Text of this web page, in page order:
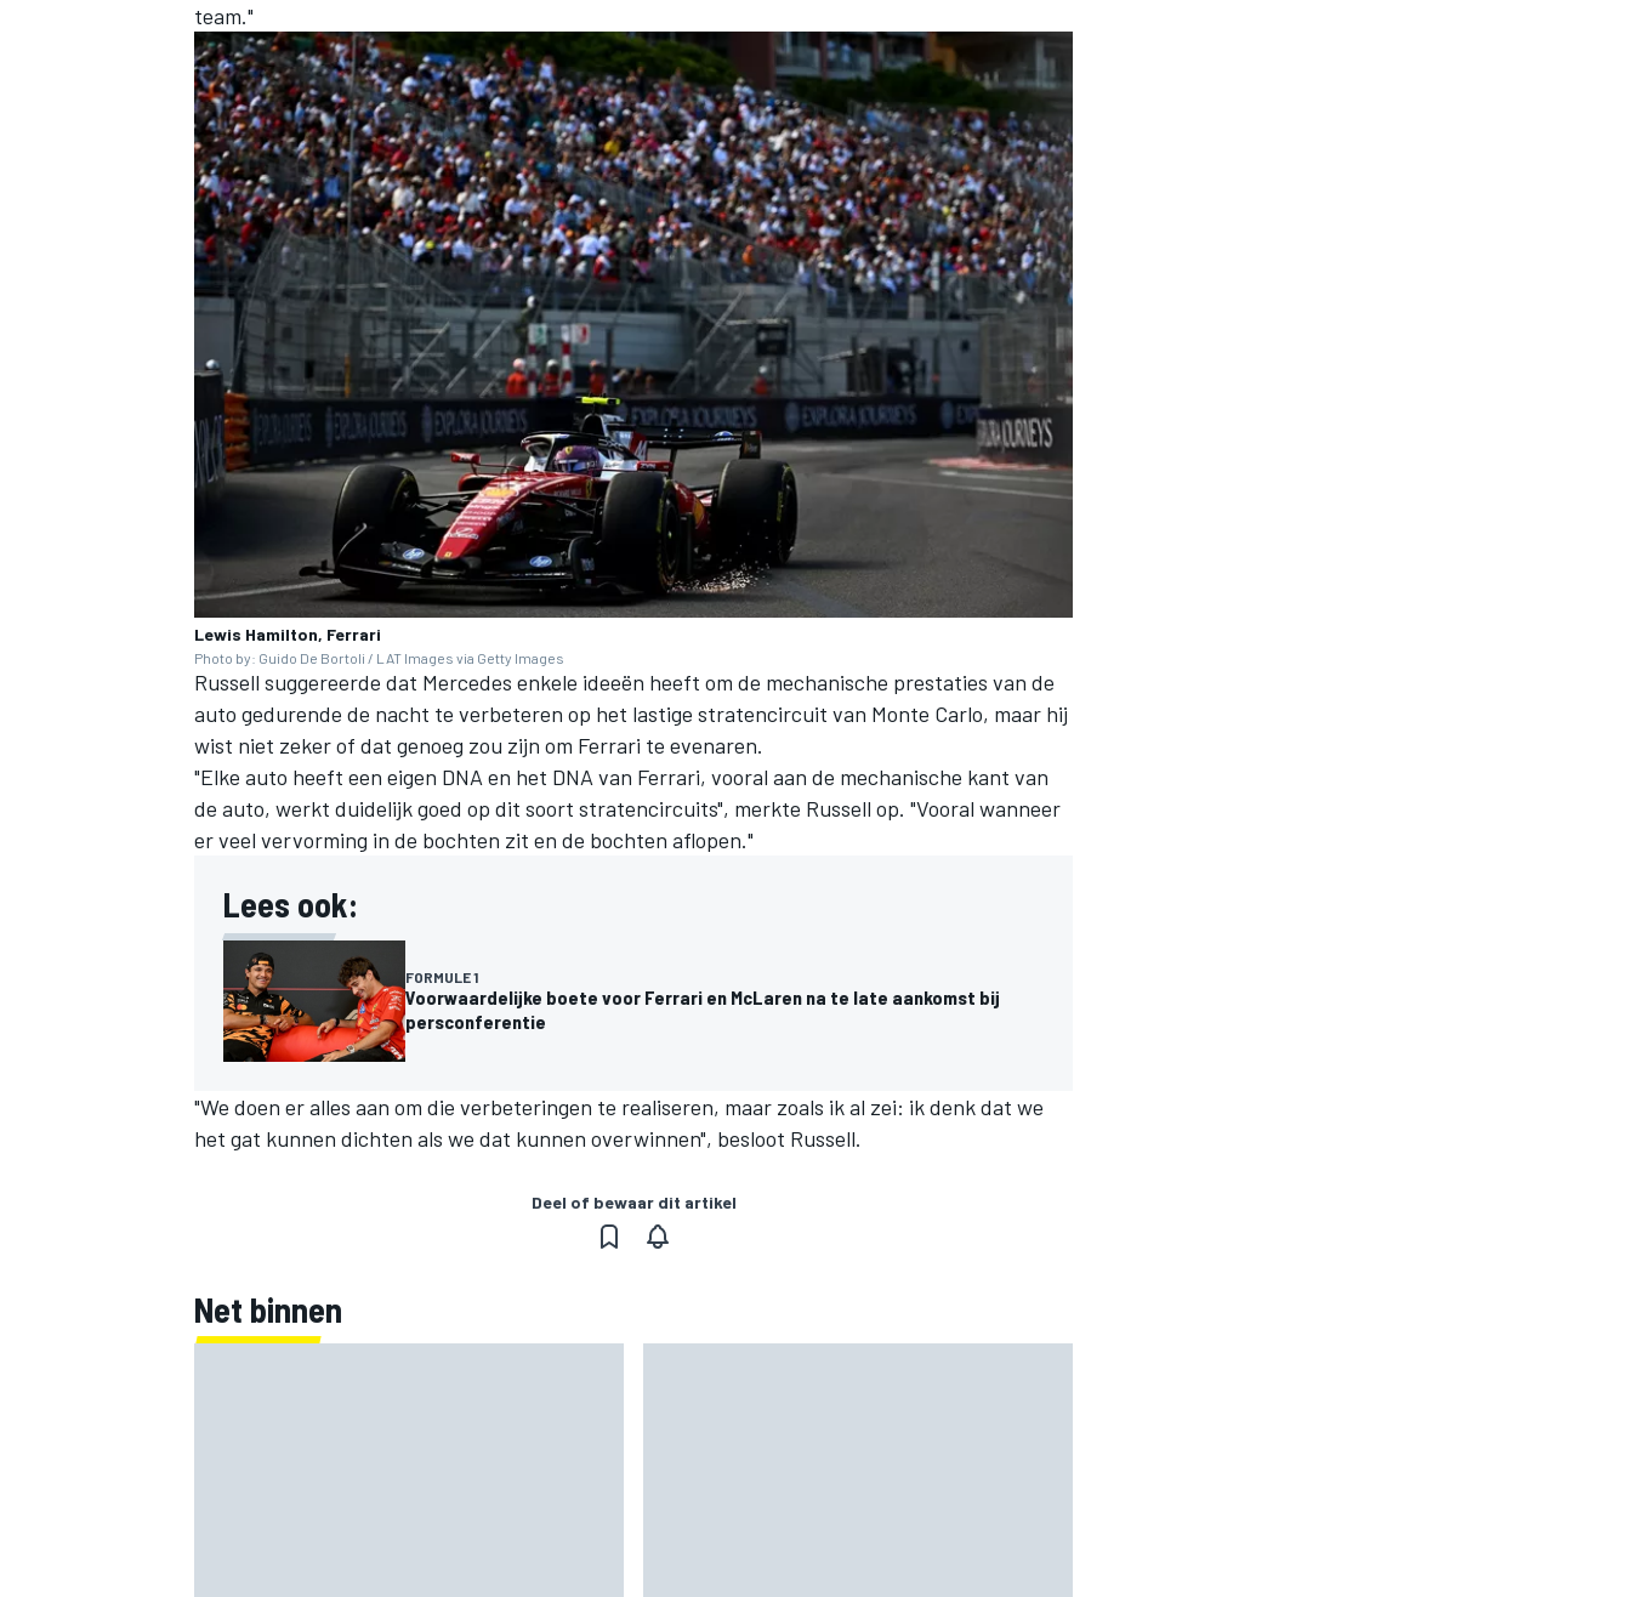
team."
Lewis Hamilton, Ferrari
Photo by: Guido De Bortoli / LAT Images via Getty Images
Russell suggereerde dat Mercedes enkele ideeën heeft om de mechanische prestaties van de
auto gedurende de nacht te verbeteren op het lastige stratencircuit van Monte Carlo, maar hij
wist niet zeker of dat genoeg zou zijn om Ferrari te evenaren.
"Elke auto heeft een eigen DNA en het DNA van Ferrari, vooral aan de mechanische kant van
de auto, werkt duidelijk goed op dit soort stratencircuits", merkte Russell op. "Vooral wanneer
er veel vervorming in de bochten zit en de bochten aflopen."
Lees ook:
FORMULE 1
Voorwaardelijke boete voor Ferrari en McLaren na te late aankomst bij
persconferentie
"We doen er alles aan om die verbeteringen te realiseren, maar zoals ik al zei: ik denk dat we
het gat kunnen dichten als we dat kunnen overwinnen", besloot Russell.
Deel of bewaar dit artikel
Net binnen